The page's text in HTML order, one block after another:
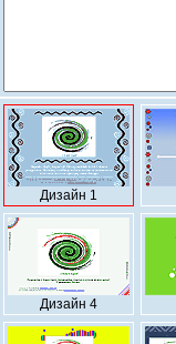
Дизайн 1
Дизайн 4